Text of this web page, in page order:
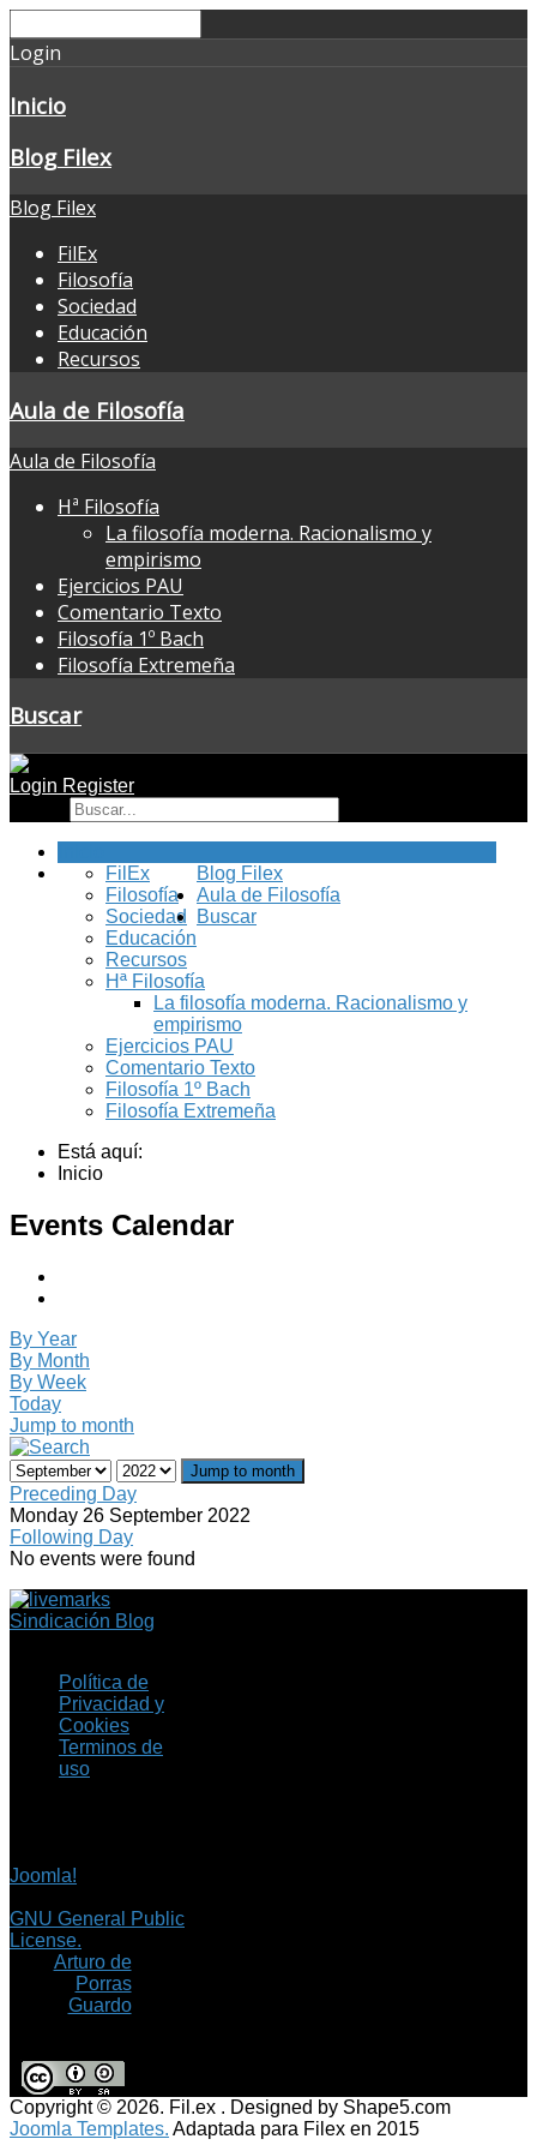
Login
Inicio
Blog Filex
Blog Filex
FilEx
Filosofía
Sociedad
Educación
Recursos
Aula de Filosofía
Aula de Filosofía
Hª Filosofía
La filosofía moderna. Racionalismo y
empirismo
Ejercicios PAU
Comentario Texto
Filosofía 1º Bach
Filosofía Extremeña
Buscar
Login Register
Blog Filex
FilEx
Filosofía
Sociedad
Educación
Recursos
Aula de Filosofía
Hª Filosofía
La filosofía moderna. Racionalismo y
empirismo
Ejercicios PAU
Comentario Texto
Filosofía 1º Bach
Filosofía Extremeña
Buscar
Está aquí:
Inicio
Events Calendar
By Year
By Month
By Week
Today
Jump to month
Jump to month
Preceding Day
Monday 26 September 2022
Following Day
No events were found
Sindicación Blog
Política de
Privacidad y
Cookies
Terminos de
uso
Joomla!
GNU General Public
License.
Arturo de
Porras
Guardo
Copyright © 2026. Fil.ex . Designed by Shape5.com
Joomla Templates. Adaptada para Filex en 2015